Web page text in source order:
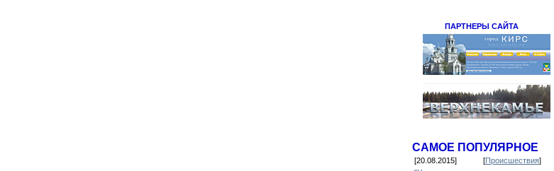
ПАРТНЕРЫ САЙТА
САМОЕ ПОПУЛЯРНОЕ
[20.08.2015] [Происшествия]